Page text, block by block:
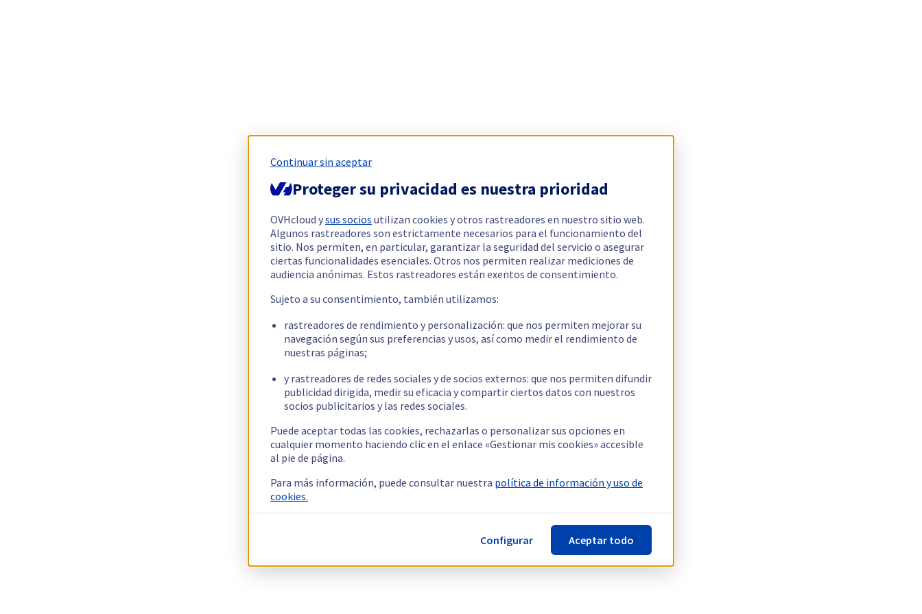
Continuar sin aceptar
Proteger su privacidad es nuestra prioridad
OVHcloud ysus socios utilizan cookies y otros rastreadores en nuestro sitio web.
Algunos rastreadores son estrictamente necesarios para el funcionamiento del
sitio. Nos permiten, en particular, garantizar la seguridad del servicio o asegurar
ciertas funcionalidades esenciales. Otros nos permiten realizar mediciones de
audiencia anónimas. Estos rastreadores están exentos de consentimiento.
Sujeto a su consentimiento, también utilizamos:
rastreadores de rendimiento y personalización: que nos permiten mejorar su
navegación según sus preferencias y usos, así como medir el rendimiento de
nuestras páginas;
y rastreadores de redes sociales y de socios externos: que nos permiten difundir
publicidad dirigida, medir su eficacia y compartir ciertos datos con nuestros
socios publicitarios y las redes sociales.
Puede aceptar todas las cookies, rechazarlas o personalizar sus opciones en
cualquier momento haciendo clic en el enlace «Gestionar mis cookies» accesible
al pie de página.
Para más información, puede consultar nuestra política de información y uso de
cookies.
Configurar Aceptar todo